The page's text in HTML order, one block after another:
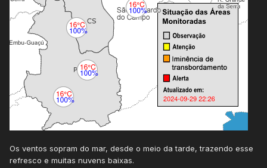
Os ventos sopram do mar, desde o meio da tarde, trazendo esse
refresco e muitas nuvens baixas.